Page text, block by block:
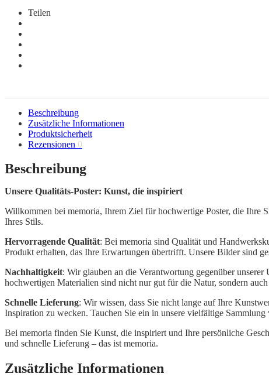
Teilen
Beschreibung
Zusätzliche Informationen
Produktsicherheit
Rezensionen 0
Beschreibung
Unsere Qualitäts-Poster: Kunst, die inspiriert
Willkommen bei memoria, Ihrem Ziel für hochwertige Poster, die Ihre
Ihres Stils.
Hervorragende Qualität: Bei memoria sind Qualität und
Produkt erhalten, das Ihre Erwartungen übertrifft. Unsere Bilder sind
Nachhaltigkeit: Wir glauben an die Verantwortung gegenüber
hochwertigen Materialien sind nicht nur gut für die Natur, sondern
Schnelle Lieferung: Wir wissen, dass Sie nicht lange auf Ihre
Inspiration zu wecken. Tauchen Sie ein in unsere vielfältige
Bei memoria finden Sie Kunst, die inspiriert und Ihre persönliche
und schnelle Lieferung – das ist memoria.
Zusätzliche Informationen